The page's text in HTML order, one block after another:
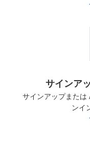
サインア
サインアップまたは
ンイ